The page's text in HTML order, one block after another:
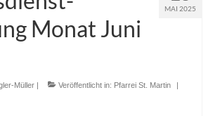
MAI 2025
Monat Juni
Müller | Veröffentlicht in: Pfarrei St. Martin
|